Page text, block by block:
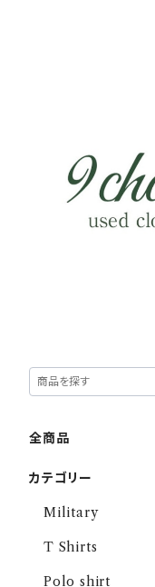
全商品
カテゴリー
Military
T Shirts
Polo shirt